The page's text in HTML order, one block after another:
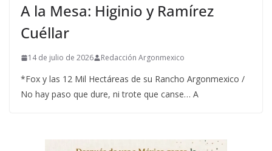
A la Mesa: Higinio y Ramírez
Cuéllar
14 de julio de 2026 Redacción Argonmexico
*Fox y las 12 Mil Hectáreas de su Rancho Argonmexico /
No hay paso que dure, ni trote que canse… A